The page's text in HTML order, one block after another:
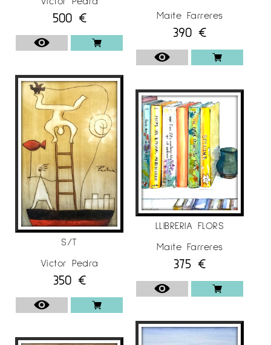
500 €
S/T
Víctor Pedra
350 €
Maite Farreres
390 €
LLIBRERIA FLORS
Maite Farreres
375 €